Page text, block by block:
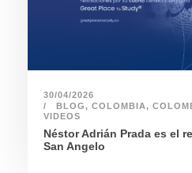
30/04/2026
BLOG, COLOMBIA,
VIDEOS
Néstor Adrián Prada es el
San Angelo